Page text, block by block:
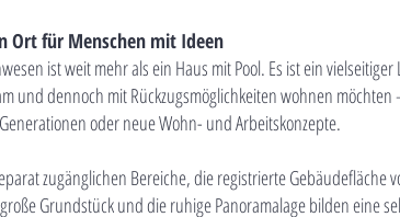
Ort für Menschen mit Ideen
ist weit mehr als ein Haus mit Pool. Es ist ein
und dennoch mit Rückzugsmöglichkeiten wohnen
oder neue Wohn- und Arbeitskonzepte.
zugänglichen Bereiche, die registrierte Gebäudefläche
Grundstück und die ruhige Panoramalage bilden eine